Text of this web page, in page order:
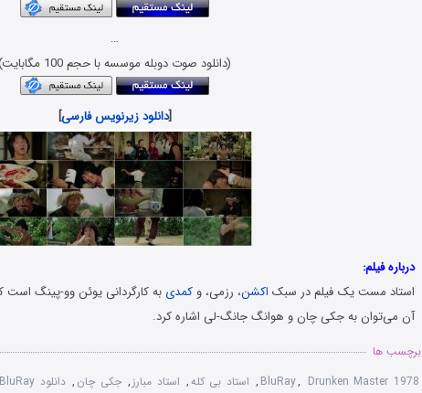
…
(دانلود صوت دوبله موسسه با حجم 100 مگابایت)
[دانلود زیرنویس فارسی]
درباره فیلم:
استاد مست یک فیلم در سبک اکشن، رزمی، و کمدی
آن می‌توان به جکی چان و هوانگ جانگ-لی اشاره کرد.
برچسب ها
BluRay, Drunken Master 1978
, استاد بی کله, استاد مبارز , جکی چان , دانلود Drunken Master 1978 1080p BluRay